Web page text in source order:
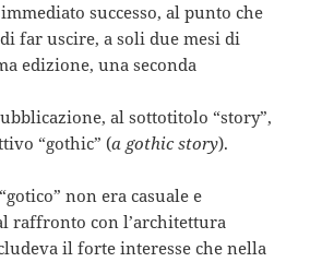
successo, al punto che
far uscire, a soli due mesi di
edizione, una seconda
al sottotitolo “story”,
“gothic” (a gothic story).
non era casuale e
raffronto con l’architettura
il forte interesse che nella